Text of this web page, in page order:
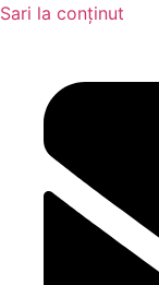
Sari la conținut